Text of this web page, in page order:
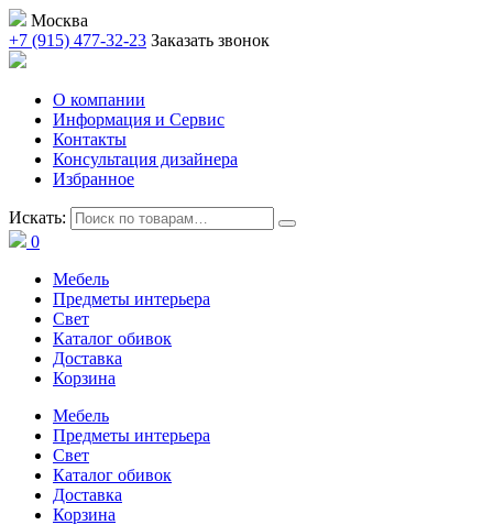
Москва
+7 (915) 477-32-23 Заказать звонок
О компании
Информация и Сервис
Контакты
Консультация дизайнера
Избранное
Искать:
0
Мебель
Предметы интерьера
Свет
Каталог обивок
Доставка
Корзина
Мебель
Предметы интерьера
Свет
Каталог обивок
Доставка
Корзина